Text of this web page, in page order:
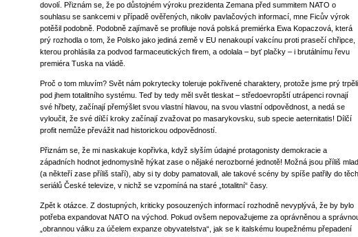
dovolí. Přiznám se, že po důstojném výroku prezidenta Zemana před summitem NATO o
souhlasu se sankcemi v případě ověřených, nikoliv pavlačových informací, mne Ficův výrok
potěšil podobně. Podobně zajímavě se profiluje nová polská premiérka Ewa Kopaczová, která
prý rozhodla o tom, že Polsko jako jediná země v EU nenakoupí vakcínu proti prasečí chřipce,
kterou prohlásila za podvod farmaceutických firem, a odolala – byť plačky – i brutálnímu řevu
premiéra Tuska na vládě.
Proč o tom mluvím? Svět nám pokrytecky toleruje pokřivené charaktery, protože jsme prý trpěli
pod jhem totalitního systému. Teď by tedy měl svět tleskat – středoevropští utrápenci rovnají
své hřbety, začínají přemýšlet svou vlastní hlavou, na svou vlastní odpovědnost, a nedá se
vyloučit, že své dílčí kroky začínají zvažovat po masarykovsku, sub specie aeternitatis! Dílčí
profit nemůže převážit nad historickou odpovědností.
Přiznám se, že mi naskakuje kopřivka, když slyším údajné protagonisty demokracie a
západních hodnot jednomyslně hýkat zase o nějaké nerozborné jednotě! Možná jsou příliš
(a někteří zase příliš staří), aby si ty doby pamatovali, ale takové scény by spíše patřily do těch
seriálů České televize, v nichž se vzpomíná na staré „totalitní“ časy.
Zpět k otázce. Z dostupných, kriticky posouzených informací rozhodně nevyplývá, že by bylo
potřeba expandovat NATO na východ. Pokud ovšem nepovažujeme za oprávněnou a
„obrannou válku za účelem expanze obyvatelstva“, jak se k italskému loupežnému přepadení